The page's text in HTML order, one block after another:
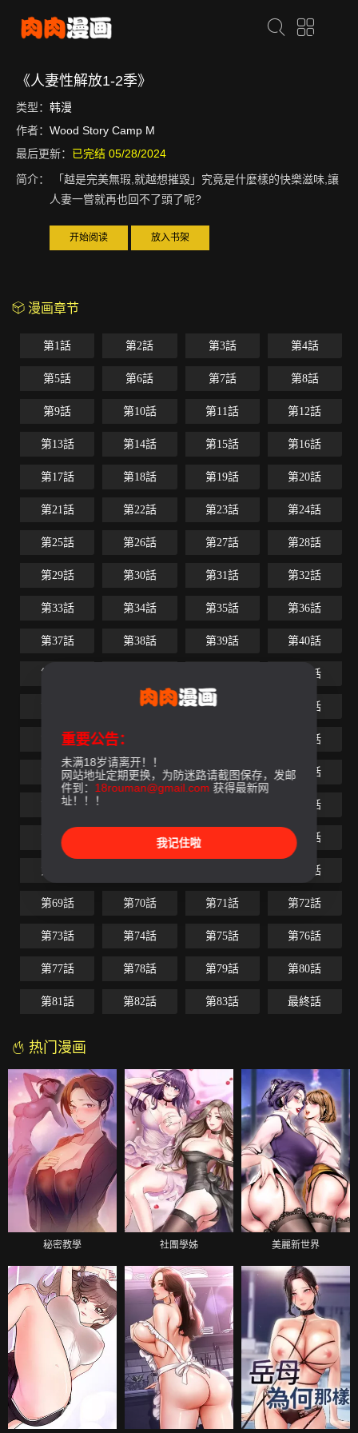
《人妻性解放1-2季》
类型： 韩漫
作者： Wood Story Camp M
最后更新： 已完结 05/28/2024
简介：
「越是完美無瑕,就越想摧毀」究竟是什麼樣的快樂滋味,讓
人妻一嘗就再也回不了頭了呢?
开始阅读 放入书架
漫画章节
第1話 第2話 第3話 第4話
第5話 第6話 第7話 第8話
第9話 第10話 第11話 第12話
第13話 第14話 第15話 第16話
第17話 第18話 第19話 第20話
第21話 第22話 第23話 第24話
第25話 第26話 第27話 第28話
第29話 第30話 第31話 第32話
第33話 第34話 第35話 第36話
第37話 第38話 第39話 第40話
第41話 第44話
第46話 第47話 第48話
第49話 第50話 第52話
第53話 第54話 第55話 第56話
第57話 第60話
第61話 第64話
第68話
第69話 第70話 第71話 第72話
第73話 第74話 第75話 第76話
第77話 第78話 第79話 第80話
第81話 第82話 第83話 最終話
热门漫画
秘密教學 社團學姊 美麗新世界
重要公告：
未满18岁请离开！！
网站地址定期更换，为防迷路请截图保存，发邮
件到： 18rouman@gmail.com 获得最新网
址！！！
我记住啦